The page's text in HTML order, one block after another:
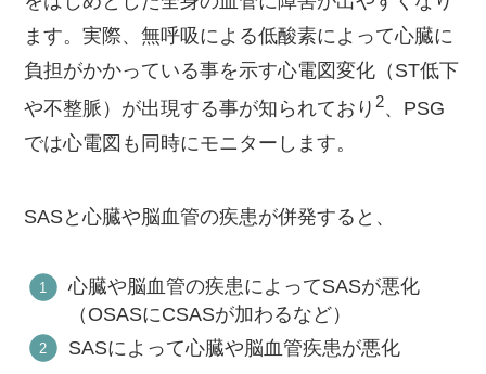
ます。実際、無呼吸による低酸素によって心臓に
負担がかかっている事を示す心電図変化（ST低下
や不整脈）が出現する事が知られており​2​、PSG
では心電図も同時にモニターします。
SASと心臓や脳血管の疾患が併発すると、
心臓や脳血管の疾患によってSASが悪化
（OSASにCSASが加わるなど）
SASによって心臓や脳血管疾患が悪化